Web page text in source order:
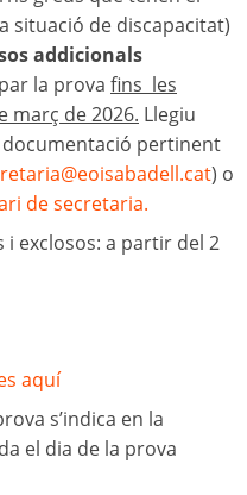
situació de discapacitat)
addicionals
la prova fins les
març de 2026. Llegiu
documentació pertinent
) o
de secretaria.
i exclosos: a partir del 2
aquí
s’indica en la
el dia de la prova